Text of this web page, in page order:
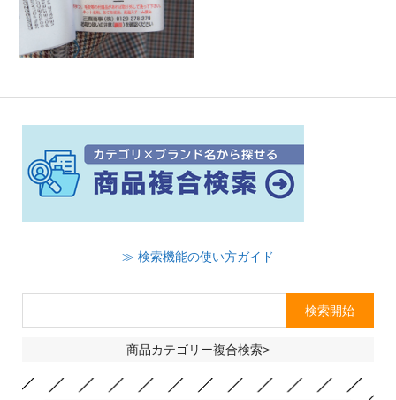
≫ 検索機能の使い方ガイド
商品カテゴリー複合検索>